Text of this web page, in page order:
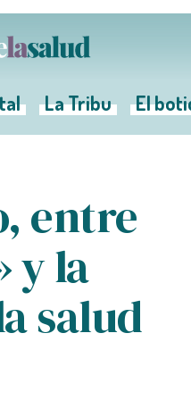
La Tribu El
entre
y la
salud